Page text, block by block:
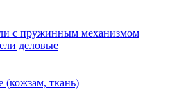
с пружинным механизмом
деловые
(кожзам, ткань)